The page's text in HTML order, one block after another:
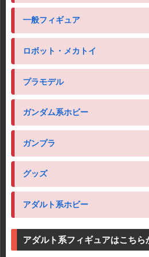
一般フィギュア
ロボット・メカトイ
プラモデル
ガンダム系ホビー
ガンプラ
グッズ
アダルト系ホビー
アダルト系フィギュアはこちら